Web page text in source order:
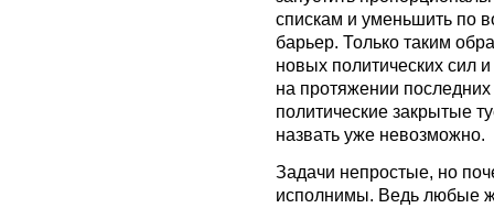
спискам и уменьшить по
барьер. Только таким
новых политических сил
на протяжении
политические закрытые
назвать уже невозможно.
Задачи непростые, но
исполнимы. Ведь любые